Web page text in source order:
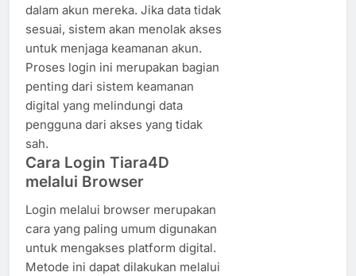
dalam akun mereka. Jika data tidak
sesuai, sistem akan menolak akses
untuk menjaga keamanan akun.
Proses login ini merupakan bagian
penting dari sistem keamanan
digital yang melindungi data
pengguna dari akses yang tidak
sah.
Cara Login Tiara4D
melalui Browser
Login melalui browser merupakan
cara yang paling umum digunakan
untuk mengakses platform digital.
Metode ini dapat dilakukan melalui